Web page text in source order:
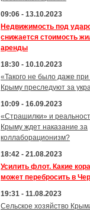
09:06 - 13.10.2023
Недвижимость под
снижается стоимость
аренды
18:30 - 10.10.2023
«Такого не было даже
Крыму преследуют за
10:09 - 16.09.2023
«Страшилки» и
Крыму ждет наказание за
коллаборационизм?
18:42 - 21.08.2023
Усилить флот. Какие
может перебросить в
19:31 - 11.08.2023
Сельское хозяйство